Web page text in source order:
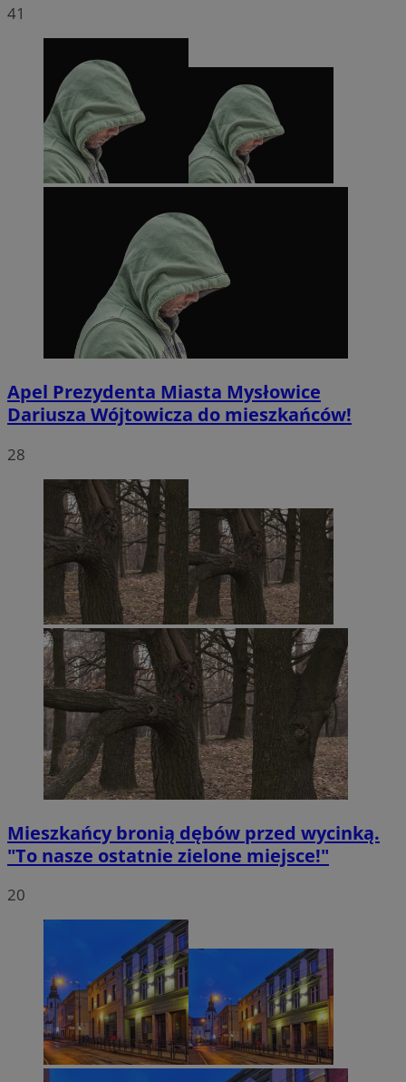
41
Apel Prezydenta Miasta Mysłowice
Dariusza Wójtowicza do mieszkańców!
28
Mieszkańcy bronią dębów przed wycinką.
"To nasze ostatnie zielone miejsce!"
20